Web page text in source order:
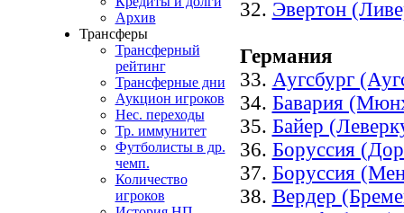
Архив
Трансферы
Трансферный
рейтинг
Трансферные дни
Аукцион игроков
Нес. переходы
Тр. иммунитет
Футболисты в др.
чемп.
Количество
игроков
32. Эвертон
Германия
33. Аугсбург
34. Бавария
35. Байер
36. Боруссия
37. Боруссия
38. Вердер